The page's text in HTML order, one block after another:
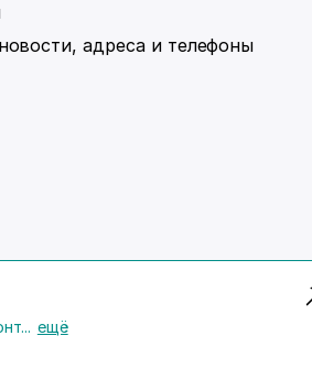
адреса и телефоны
... ещё